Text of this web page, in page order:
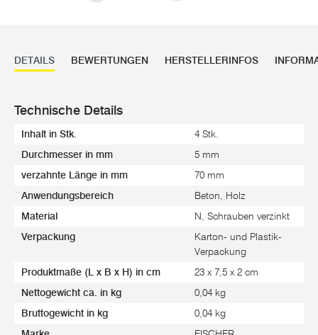
DETAILS BEWERTUNGEN HERSTELLERINFOS
Technische Details
Inhalt in Stk. 4 Stk.
Durchmesser in mm 5 mm
verzahnte Länge in mm 70 mm
Anwendungsbereich Beton, Holz
Material N, Schrauben verzinkt
Verpackung
Karton- und Plastik-
Verpackung
Produktmaße (L x B x H) in cm 23 x 7,5 x 2 cm
Nettogewicht ca. in kg 0,04 kg
Bruttogewicht in kg 0,04 kg